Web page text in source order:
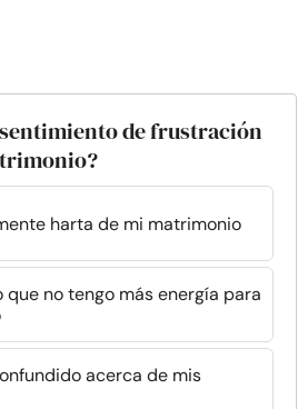
de frustración
harta de mi matrimonio
que no tengo más energía para
acerca de mis